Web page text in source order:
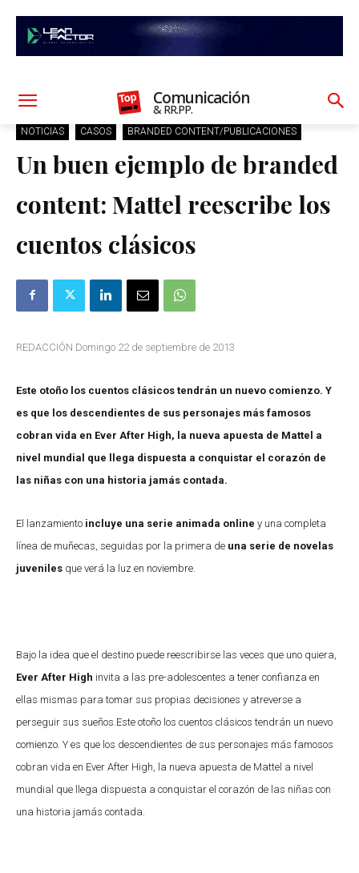
Comunicación
& RR.PP.
NOTICIAS CASOS BRANDED CONTENT/PUBLICACIONES
Un buen ejemplo de branded
content: Mattel reescribe los
cuentos clásicos
REDACCIÓN Domingo 22 de septiembre de 2013
Este otoño los cuentos clásicos tendrán un nuevo comienzo. Y
es que los descendientes de sus personajes más famosos
cobran vida en Ever After High, la nueva apuesta de Mattel a
nivel mundial que llega dispuesta a conquistar el corazón de
las niñas con una historia jamás contada.
El lanzamiento incluye una serie animada online y una completa
línea de muñecas, seguidas por la primera de una serie de novelas
juveniles que verá la luz en noviembre.
Bajo la idea que el destino puede reescribirse las veces que uno quiera,
Ever After High invita a las pre-adolescentes a tener confianza en
ellas mismas para tomar sus propias decisiones y atreverse a
perseguir sus sueños. Este otoño los cuentos clásicos tendrán un nuevo
comienzo. Y es que los descendientes de sus personajes más famosos
cobran vida en Ever After High, la nueva apuesta de Mattel a nivel
mundial que llega dispuesta a conquistar el corazón de las niñas con
una historia jamás contada.